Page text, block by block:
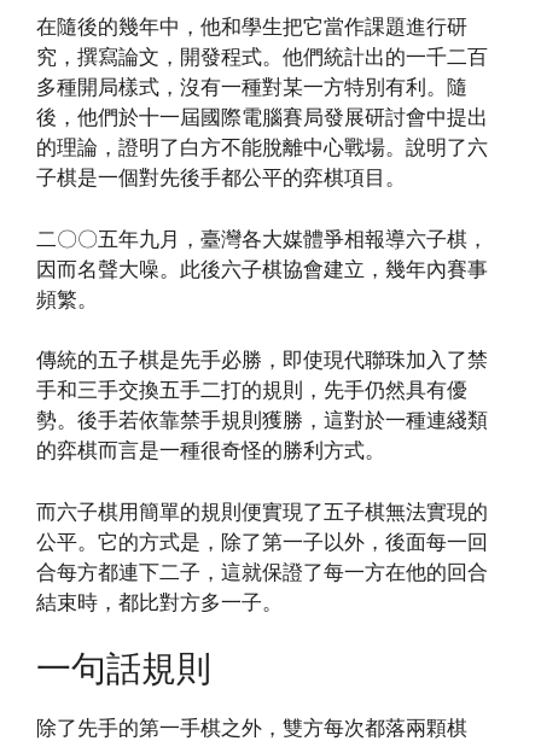
在隨後的幾年中，他和學生把它當作課題進行研
究，撰寫論文，開發程式。他們統計出的一千二百
多種開局樣式，沒有一種對某一方特別有利。隨
後，他們於十一屆國際電腦賽局發展研討會中提出
的理論，證明了白方不能脫離中心戰場。說明了六
子棋是一個對先後手都公平的弈棋項目。
二〇〇五年九月，臺灣各大媒體爭相報導六子棋，
因而名聲大噪。此後六子棋協會建立，幾年內賽事
頻繁。
傳統的五子棋是先手必勝，即使現代聯珠加入了禁
手和三手交換五手二打的規則，先手仍然具有優
勢。後手若依靠禁手規則獲勝，這對於一種連綫類
的弈棋而言是一種很奇怪的勝利方式。
而六子棋用簡單的規則便實現了五子棋無法實現的
公平。它的方式是，除了第一子以外，後面每一回
合每方都連下二子，這就保證了每一方在他的回合
結束時，都比對方多一子。
一句話規則
除了先手的第一手棋之外，雙方每次都落兩顆棋